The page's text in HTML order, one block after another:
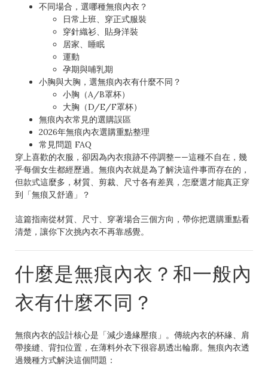
不同場合，選哪種無痕內衣？
日常上班、穿正式服裝
穿針織衫、貼身洋裝
居家、睡眠
運動
孕期與哺乳期
小胸與大胸，選無痕內衣有什麼不同？
小胸（A/B罩杯）
大胸（D/E/F罩杯）
無痕內衣常見的選購誤區
2026年無痕內衣選購重點整理
常見問題 FAQ
穿上喜歡的衣服，卻因為內衣痕跡不停調整——這種不自在，幾
乎每個女生都經歷過。無痕內衣就是為了解決這件事而存在的，
但款式這麼多，材質、剪裁、尺寸各有差異，怎麼選才能真正穿
到「無痕又舒適」？
這篇指南從材質、尺寸、穿著場合三個方向，帶你把選購重點看
清楚，讓你下次挑內衣不再靠感覺。
什麼是無痕內衣？和一般內
衣有什麼不同？
無痕內衣的設計核心是「減少邊緣壓痕」。傳統內衣的杯緣、肩
帶接縫、背扣位置，在薄料外衣下很容易透出輪廓。無痕內衣透
過幾種方式解決這個問題：